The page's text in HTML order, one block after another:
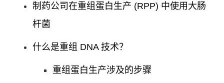
制药公司在重组蛋白生产 (RPP) 中使用大肠
杆菌
什么是重组 DNA 技术？
重组蛋白生产涉及的步骤